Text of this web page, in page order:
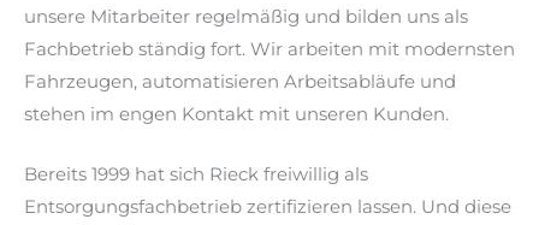
unsere Mitarbeiter regelmäßig und bilden uns als
Fachbetrieb ständig fort. Wir arbeiten mit modernsten
Fahrzeugen, automatisieren Arbeitsabläufe und
stehen im engen Kontakt mit unseren Kunden.
Bereits 1999 hat sich Rieck freiwillig als
Entsorgungsfachbetrieb zertifizieren lassen. Und diese